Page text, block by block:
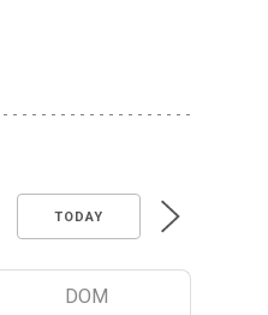
TODAY
DOM